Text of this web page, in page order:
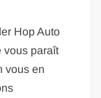
Hop Auto
vous paraît
vous en